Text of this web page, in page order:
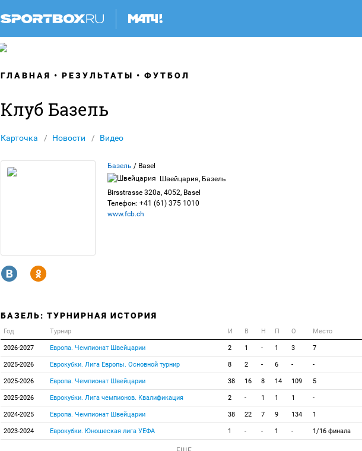
ГЛАВНАЯ РЕЗУЛЬТАТЫ ФУТБОЛ
Клуб Базель
Карточка Новости Видео
Базель / Basel
Швейцария, Базель
Birsstrasse 320a, 4052, Basel
Телефон: +41 (61) 375 1010
www.fcb.ch
R Y
БАЗЕЛЬ: ТУРНИРНАЯ ИСТОРИЯ
Год Турнир И В Н П О Место
2026-2027 Европа. Чемпионат Швейцарии 2 1 - 1 3 7
2025-2026 Еврокубки. Лига Европы. Основной турнир 8 2 - 6 - -
2025-2026 Европа. Чемпионат Швейцарии 38 16 8 14 109 5
2025-2026 Еврокубки. Лига чемпионов. Квалификация 2 - 1 1 1 -
2024-2025 Европа. Чемпионат Швейцарии 38 22 7 9 134 1
2023-2024 Еврокубки. Юношеская лига УЕФА 1 - - 1 - 1/16 финала